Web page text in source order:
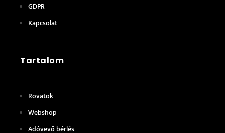
GDPR
Kapcsolat
Tartalom
Rovatok
Webshop
Adóvevő bérlés